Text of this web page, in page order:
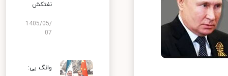
نفتکش
1405/05/
07
وانگ یی: